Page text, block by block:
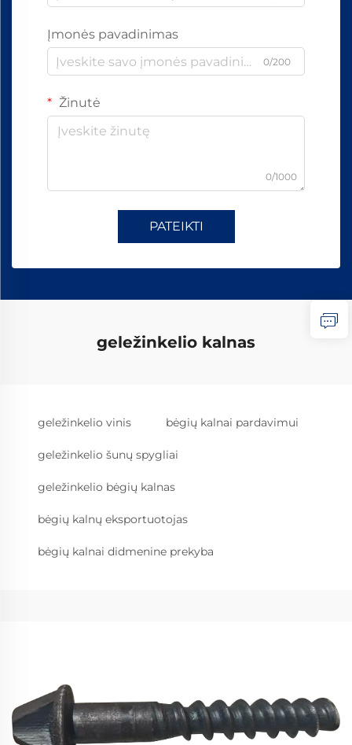
Įmonės pavadinimas
0/200
Žinutė
0/1000
PATEIKTI
geležinkelio kalnas
geležinkelio vinis bėgių kalnai pardavimui
geležinkelio šunų spygliai
geležinkelio bėgių kalnas
bėgių kalnų eksportuotojas
bėgių kalnai didmenine prekyba